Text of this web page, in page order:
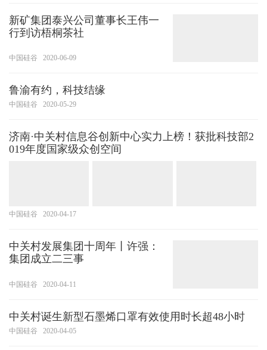
新矿集团泰兴公司董事长王伟一
行到访梧桐茶社
中国硅谷 2020-06-09
鲁渝有约，科技结缘
中国硅谷 2020-05-29
济南·中关村信息谷创新中心实力上榜！获批科技部2
019年度国家级众创空间
中国硅谷 2020-04-17
中关村发展集团十周年丨许强：
集团成立二三事
中国硅谷 2020-04-11
中关村诞生新型石墨烯口罩有效使用时长超48小时
中国硅谷 2020-04-05